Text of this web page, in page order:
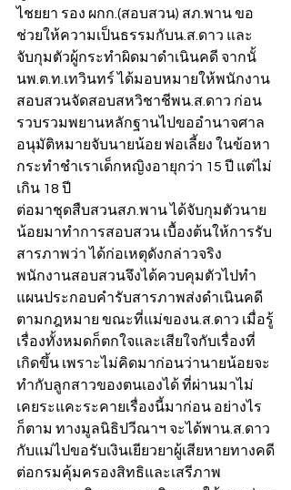
ไชยยา รอง ผกก.(สอบสวน) สภ.พาน ขอ
ช่วยให้ความเป็นธรรมกับน.ส.ดาว และ
จับกุมตัวผู้กระทำผิดมาดำเนินคดี จากนั้
นพ.ต.ท.เทวินทร์ ได้มอบหมายให้พนักงาน
สอบสวนจัดสอบสหวิชาชีพน.ส.ดาว ก่อน
รวบรวมพยานหลักฐานไปขออำนาจศาล
อนุมัติหมายจับนายน้อย พ่อเลี้ยง ในข้อหา
กระทำชำเราเด็กหญิงอายุกว่า 15 ปี แต่ไม่
เกิน 18 ปี
ต่อมาชุดสืบสวนสภ.พาน ได้จับกุมตัวนาย
น้อยมาทำการสอบสวน เบื้องต้นให้การรับ
สารภาพว่า ได้ก่อเหตุดังกล่าวจริง
พนักงานสอบสวนจึงได้ควบคุมตัวไปทำ
แผนประกอบคำรับสารภาพส่งดำเนินคดี
ตามกฎหมาย ขณะที่แม่ของน.ส.ดาว เมื่อรู้
เรื่องทั้งหมดก็ตกใจและเสียใจกับเรื่องที่
เกิดขึ้น เพราะไม่คิดมาก่อนว่านายน้อยจะ
ทำกับลูกสาวของตนเองได้ ที่ผ่านมาไม่
เคยระแคะระคายเรื่องนี้มาก่อน อย่างไร
ก็ตาม ทางมูลนิธิปวีณาฯ จะได้พาน.ส.ดาว
กับแม่ไปขอรับเงินเยียวยาผู้เสียหายทางคดี
ต่อกรมคุ้มครองสิทธิและเสรีภาพ